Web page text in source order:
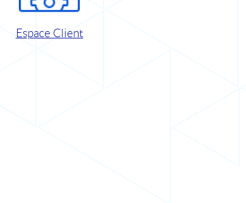
Espace Client